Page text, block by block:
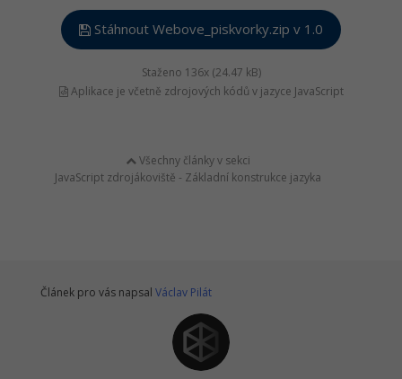
Stáhnout Webove_piskvorky.zip v 1.0
Staženo 136x (24.47 kB)
Aplikace je včetně zdrojových kódů v jazyce JavaScript
Všechny články v sekci
JavaScript zdrojákoviště - Základní konstrukce jazyka
Článek pro vás napsal Václav Pilát